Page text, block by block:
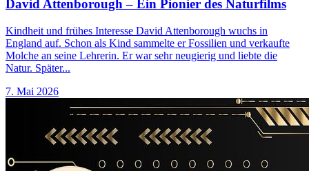
David Attenborough – Ein Pionier des Naturfilms
Kindheit und frühes Interesse David Attenborough wuchs in
England auf. Schon als Kind sammelte er Fossilien und verkaufte
Molche an seine Lehrerin. Er war sehr neugierig und liebte die
Natur. Später...
7. Mai 2026